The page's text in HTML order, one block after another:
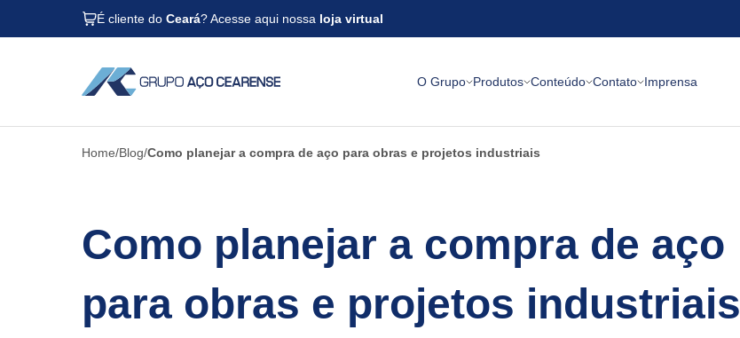
É cliente doCeará? Acesse aqui nossa loja virtual
O Grupo Produtos Conteúdo Contato Imprensa
Home Blog Como planejar a compra de aço para obras e projetos industriais
Como planejar a compra de aço
para obras e projetos industriais